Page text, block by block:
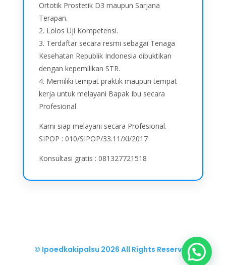
Ortotik Prostetik D3 maupun Sarjana
Terapan.
2. Lolos Uji Kompetensi.
3. Terdaftar secara resmi sebagai Tenaga
Kesehatan Republik Indonesia dibuktikan
dengan kepemilikan STR.
4. Memiliki tempat praktik maupun tempat
kerja untuk melayani Bapak Ibu secara
Profesional
Kami siap melayani secara Profesional.
SIPOP : 010/SIPOP/33.11/XI/2017
Konsultasi gratis : 081327721518
© Ipoedkakipalsu 2026 All Rights Reserved